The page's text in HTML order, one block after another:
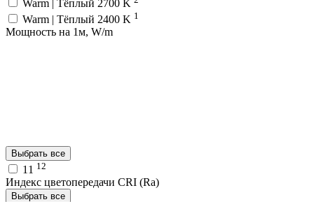
Warm | Тёплый 2700 K
Warm | Тёплый 2400 K 1
Мощность на 1м, W/m
Выбрать все
11 12
Индекс цветопередачи CRI (Ra)
Выбрать все